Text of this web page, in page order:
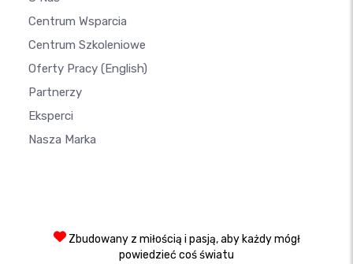
Centrum Wsparcia
Centrum Szkoleniowe
Oferty Pracy (English)
Partnerzy
Eksperci
Nasza Marka
Zbudowany z miłością i pasją, aby każdy mógł
powiedzieć coś światu